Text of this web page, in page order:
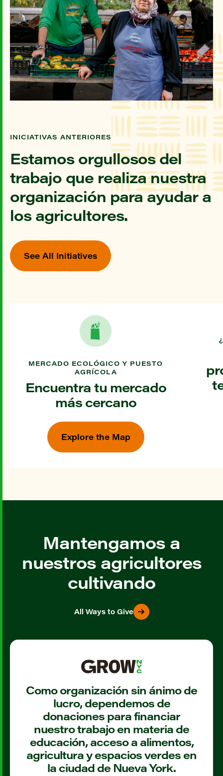
INICIATIVAS ANTERIORES
Estamos orgullosos del
trabajo que realiza nuestra
organización para ayudar a
los agricultores.
See All Initiatives
MERCADO ECOLÓGICO Y PUESTO
AGRÍCOLA
Encuentra tu mercado
más cercano
Explore the Map
Mantengamos a
nuestros agricultores
cultivando
All Ways to Give
Como organización sin ánimo de
lucro, dependemos de
donaciones para financiar
nuestro trabajo en materia de
educación, acceso a alimentos,
agricultura y espacios verdes en
la ciudad de Nueva York.